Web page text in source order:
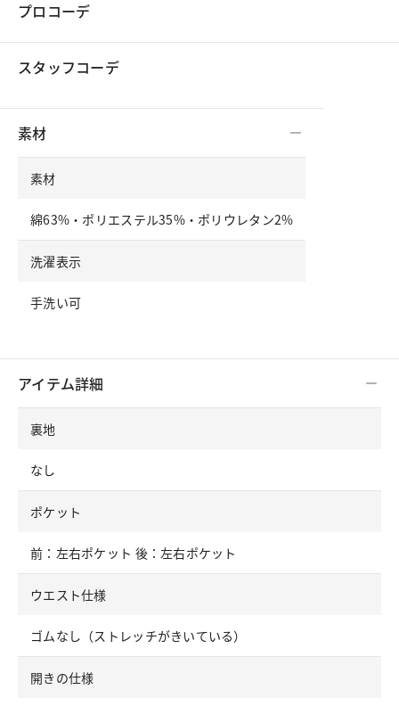
プロコーデ
スタッフコーデ
素材
素材
綿63%・ポリエステル35%・ポリウレタン2%
洗濯表示
手洗い可
アイテム詳細
裏地
なし
ポケット
前：左右ポケット 後：左右ポケット
ウエスト仕様
ゴムなし（ストレッチがきいている）
開きの仕様